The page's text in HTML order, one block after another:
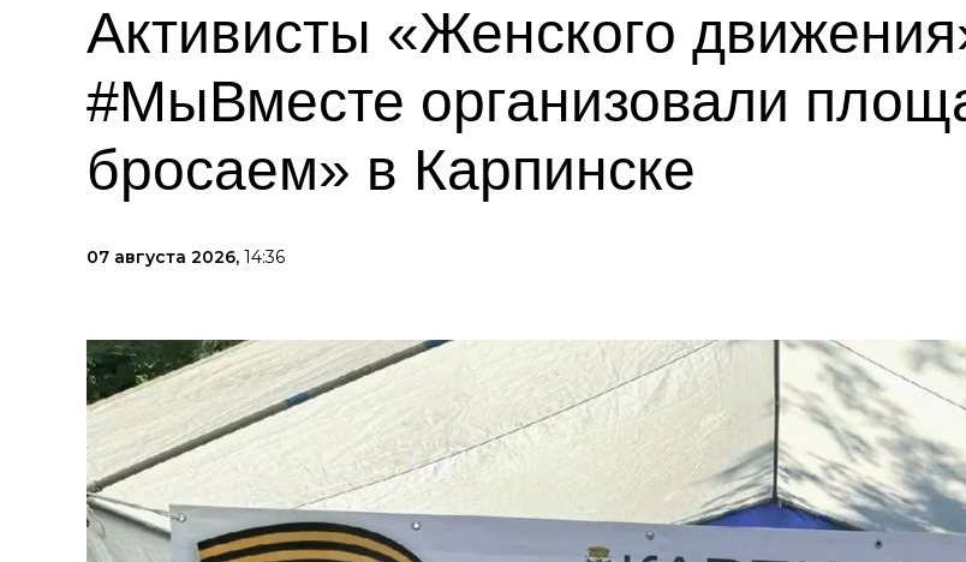
Активисты «Женского
#МыВместе организовали
бросаем» в Карпинске
07 августа 2026, 14:36